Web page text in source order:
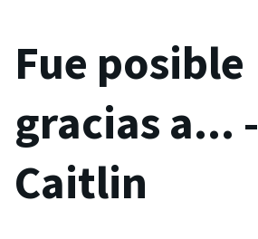
Fue posible
gracias a... -
Caitlin